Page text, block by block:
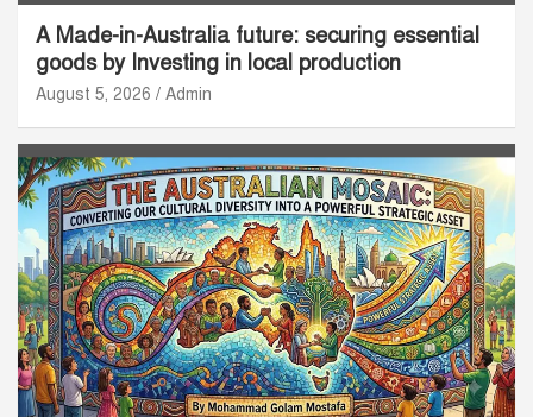
A Made-in-Australia future: securing essential
goods by Investing in local production
August 5, 2026 Admin